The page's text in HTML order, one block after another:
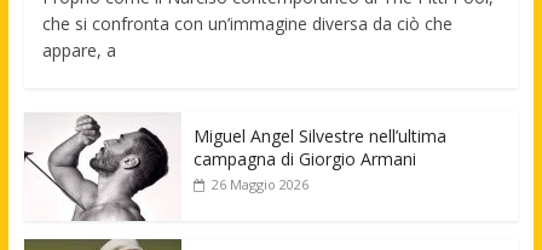
che si confronta con un’immagine diversa da ciò che
appare, a
Miguel Angel Silvestre nell’ultima
campagna di Giorgio Armani
26 Maggio 2026